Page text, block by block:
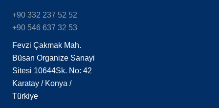
+90 332 237 52 52
+90 546 637 32 53
Fevzi Çakmak Mah.
Büsan Organize Sanayi
Sitesi 10644Sk. No: 42
Karatay / Konya /
Türkiye